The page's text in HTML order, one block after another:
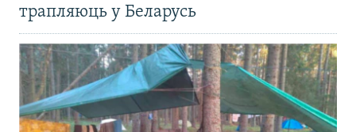
трапляюць у Беларусь